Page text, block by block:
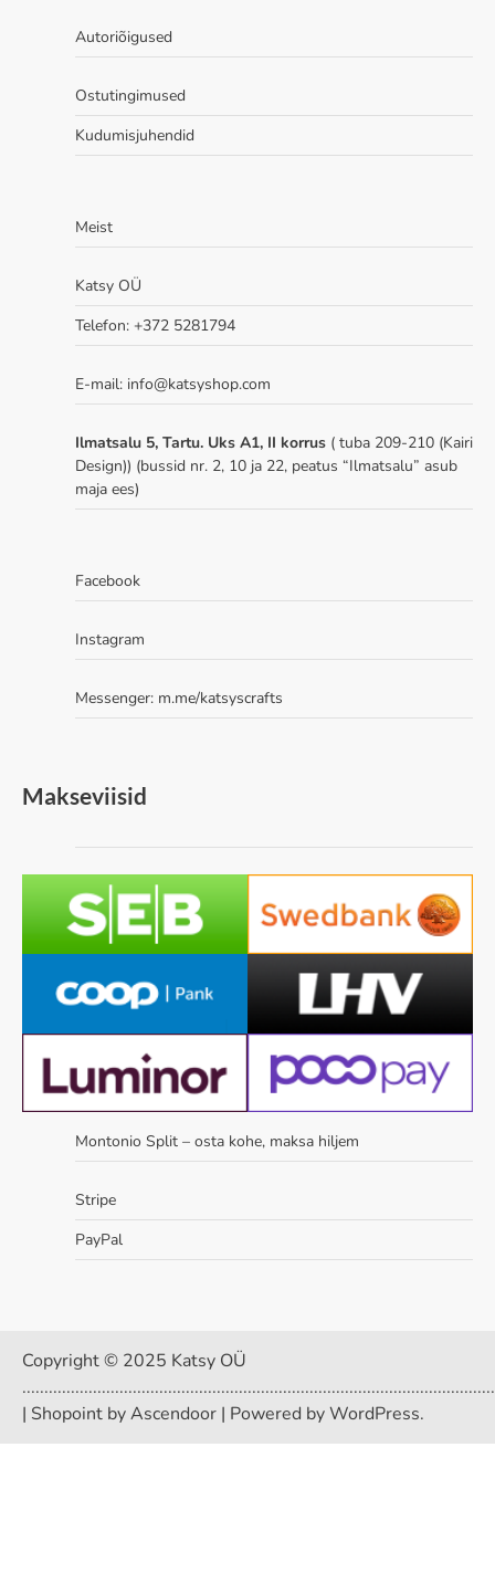
Autoriõigused
Ostutingimused
Kudumisjuhendid
Meist
Katsy OÜ
Telefon: +372 5281794
E-mail: info@katsyshop.com
Ilmatsalu 5, Tartu. Uks A1, II korrus ( tuba 209-210 (Kairi
Design)) (bussid nr. 2, 10 ja 22, peatus “Ilmatsalu” asub
maja ees)
Facebook
Instagram
Messenger: m.me/katsyscrafts
Makseviisid
Montonio Split – osta kohe, maksa hiljem
Stripe
PayPal
Copyright © 2025 Katsy OÜ
| Shopoint byAscendoor | Powered byWordPress.